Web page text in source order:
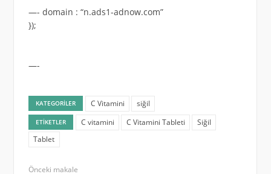
—- domain : “n.ads1-adnow.com”
});
—-
KATEGORILER C Vitamini siğil
ETIKETLER C vitamini C Vitamini Tableti
Siğil
Tablet
Önceki makale